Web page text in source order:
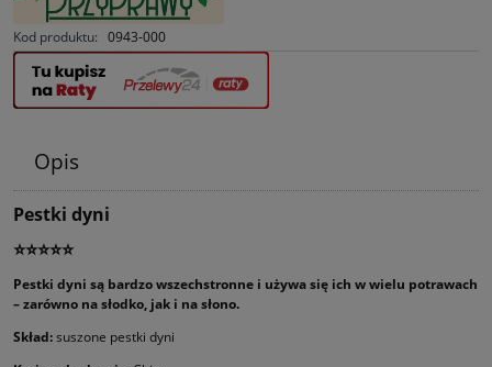
Kod produktu: 0943-000
Opis
Pestki dyni
⭐⭐⭐⭐⭐
Pestki dyni są bardzo wszechstronne i używa się ich w wielu potrawach
– zarówno na słodko, jak i na słono.
Skład:suszone pestki dyni